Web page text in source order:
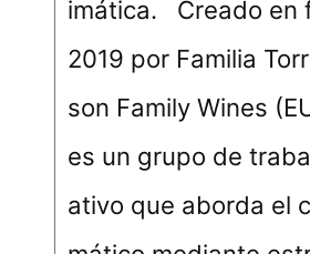
imática. Creado en
2019 por Familia
son Family Wines
es un grupo de
ativo que aborda el